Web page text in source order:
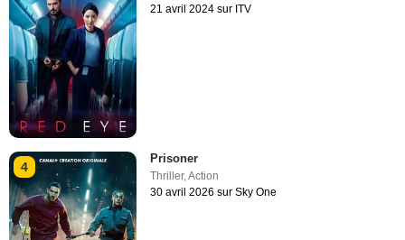
21 avril 2024 sur ITV
4
Prisoner
Thriller,Action
30 avril 2026 sur Sky One